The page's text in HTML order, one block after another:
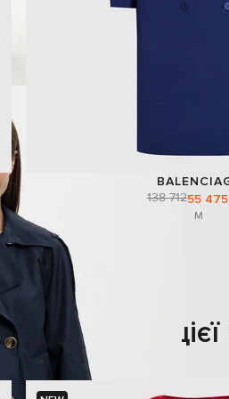
138 71255 475
M
Також з